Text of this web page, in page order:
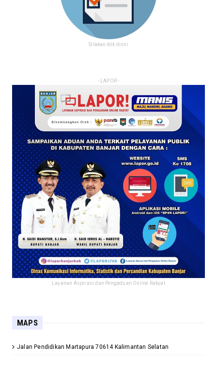
Silakan klik disni
- LAPOR -
Layanan Aspirasi dan Pengaduan Online Rakyat
MAPS
Jalan Pendidikan Martapura 70614 Kalimantan Selatan